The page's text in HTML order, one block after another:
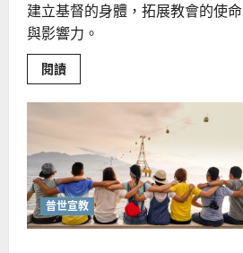
建立基督的身體，拓展教會的使命
與影響力。
閱讀Read
more
教
組
｜
蔡
志
堅
普世宣教